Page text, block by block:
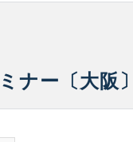
ナー〔大阪〕